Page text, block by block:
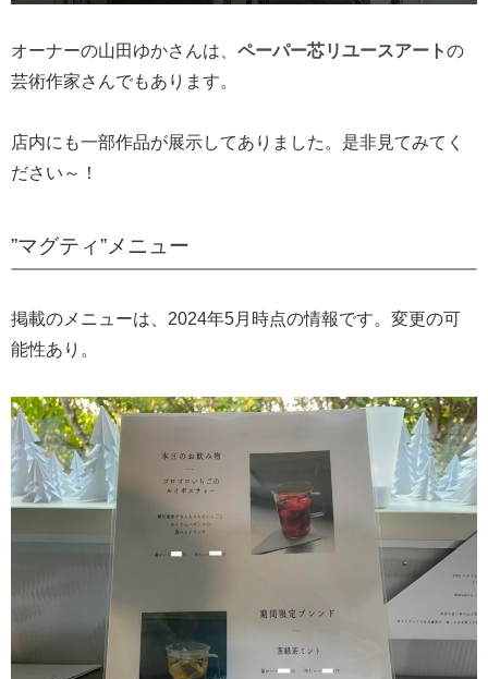
オーナーの山田ゆかさんは、 ペーパー芯リユースアートの
芸術作家さんでもあります。
店内にも一部作品が展示してありました。是非見てみてく
ださい～！
”マグティ”メニュー
掲載のメニューは、2024年5月時点の情報です。変更の可
能性あり。